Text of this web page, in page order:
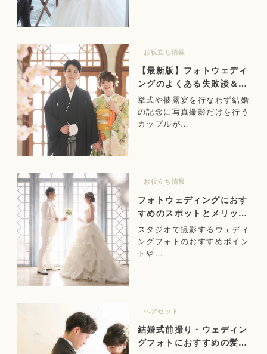
お役立ち情報
【最新版】フォトウェディ
ングのよくある失敗談＆成
功のヒント
挙式や披露宴を行なわず結婚
の記念に写真撮影だけを行う
カップルが…
お役立ち情報
フォトウェディングにおす
すめのスポットとメリット
をご紹介！
スタジオで撮影するウェディ
ングフォトのおすすめポイン
トや…
ヘアセット
結婚式前撮り・ウェディン
グフォトにおすすめの髪